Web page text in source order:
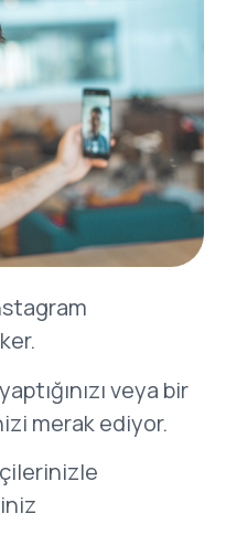
veya bir
merak ediyor.